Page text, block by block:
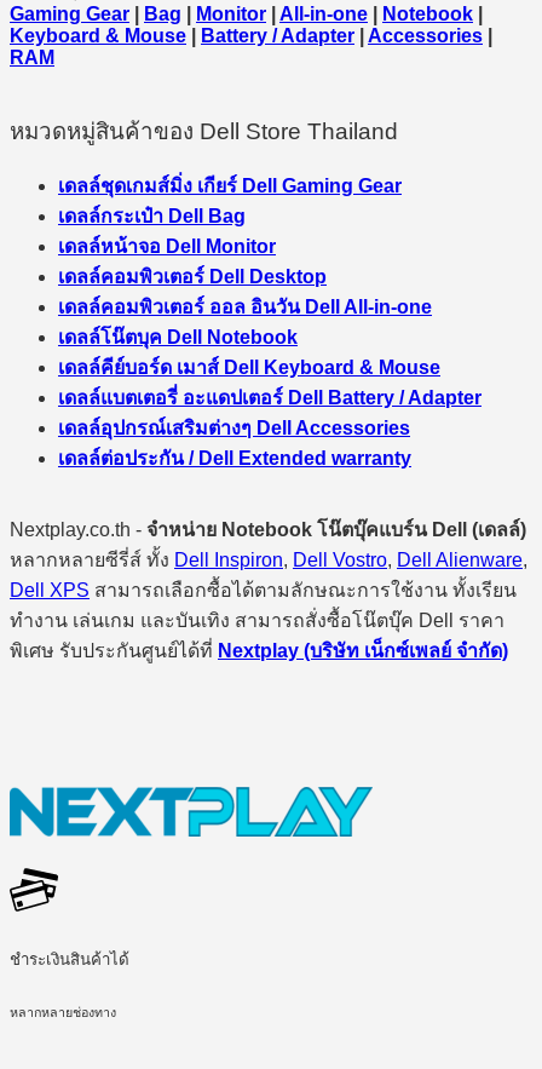
Gaming Gear
Bag Monitor All-in-one Notebook
Keyboard & Mouse
Battery / Adapter Accessories
RAM
หมวดหมู่สินค้าของ Dell Store Thailand
เดลล์ชุดเกมส์มิ่ง เกียร์ Dell Gaming Gear
เดลล์กระเป๋า Dell Bag
เดลล์หน้าจอ Dell Monitor
เดลล์คอมพิวเตอร์ Dell Desktop
เดลล์คอมพิวเตอร์ ออล อินวัน Dell All-in-one
เดลล์โน๊ตบุค Dell Notebook
เดลล์คีย์บอร์ด เมาส์ Dell Keyboard & Mouse
เดลล์แบตเตอรี่ อะแดปเตอร์ Dell Battery / Adapter
เดลล์อุปกรณ์เสริมต่างๆ Dell Accessories
เดลล์ต่อประกัน / Dell Extended warranty
Nextplay.co.th - จำหน่าย Notebook โน๊ตบุ๊คแบร์น Dell (เดลล์)
หลากหลายซีรี่ส์ ทั้ง Dell Inspiron, Dell Vostro, Dell Alienware,
Dell XPS สามารถเลือกซื้อได้ตามลักษณะการใช้งาน ทั้งเรียน
ทำงาน เล่นเกม และบันเทิง สามารถสั่งซื้อโน๊ตบุ๊ค Dell ราคา
พิเศษ รับประกันศูนย์ได้ที่ Nextplay (บริษัท เน็กซ์เพลย์ จำกัด)
ชำระเงินสินค้าได้
หลากหลายช่องทาง